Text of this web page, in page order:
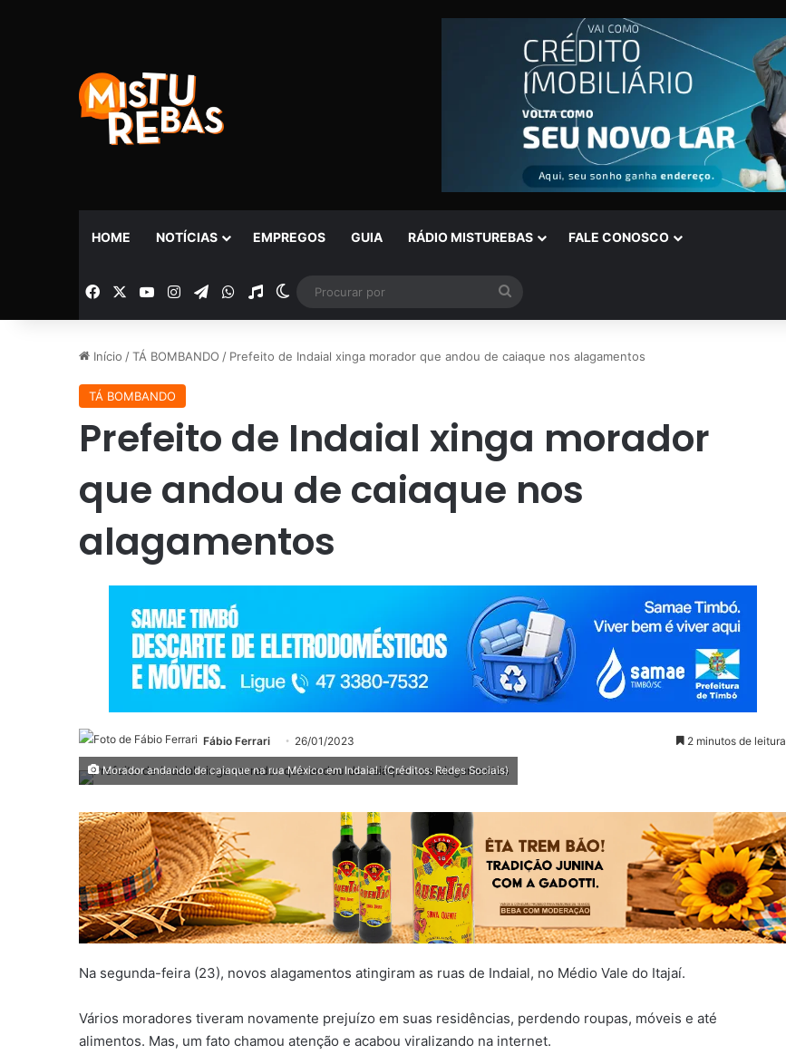
HOME NOTÍCIAS EMPREGOS GUIA RÁDIO MISTUREBAS FALE CONOSCO
Facebook YouTubeInstagramTelegramWhatsApp
Rádio Switch skin
por
Início /TÁ BOMBANDO / Prefeito de Indaial xinga morador que andou de caiaque nos alagamentos
TÁ BOMBANDO
Prefeito de Indaial xinga morador
que andou de caiaque nos
alagamentos
Fábio Ferrari 26/01/2023 2 minutos de leitura
Morador andando de caiaque na rua México em Indaial. (Créditos: Redes Sociais)
Na segunda-feira (23), novos alagamentos atingiram as ruas de Indaial, no Médio Vale do Itajaí.
Vários moradores tiveram novamente prejuízo em suas residências, perdendo roupas, móveis e até
alimentos. Mas, um fato chamou atenção e acabou viralizando na internet.